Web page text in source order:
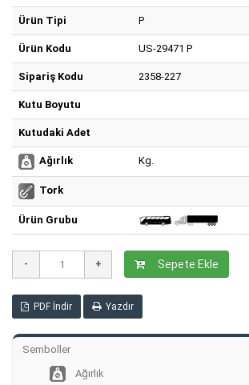
Ürün Tipi P
Ürün Kodu US-29471 P
Sipariş Kodu 2358-227
Kutu Boyutu
Kutudaki Adet
Ağırlık Kg.
Tork
Ürün Grubu
Sepete Ekle
PDF İndir Yazdır
Semboller
Ağırlık